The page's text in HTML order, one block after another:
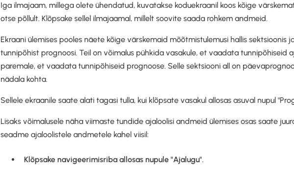
Iga ilmajaam, millega olete ühendatud, kuvatakse koduekraanil koos kõige
otse põllult. Klõpsake sellel ilmajaamal, millelt soovite saada rohkem andmeid.
Ekraani ülemises pooles näete kõige värskemaid mõõtmistulemusi hallis sektsioonis
tunnipõhist prognoosi. Teil on võimalus pühkida vasakule, et vaadata tunnipõhiseid
paremale, et vaadata tunnipõhiseid prognoose. Selle sektsiooni all on
nädala kohta.
Sellele ekraanile saate alati tagasi tulla, kui klõpsate vasakul allosas asuval nupul
Lisaks võimalusele näha viimaste tundide ajaloolisi andmeid ülemises osas saate
seadme ajaloolistele andmetele kahel viisil:
Klõpsake navigeerimisriba allosas nupule "Ajalugu".